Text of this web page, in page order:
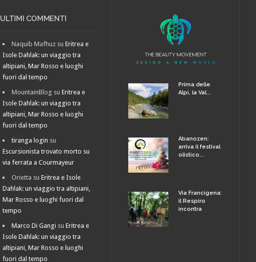
ULTIMI COMMENTI
Naquib Mafhuz suEritrea e
Isole Dahlak: un viaggio tra
altipiani, Mar Rosso e luoghi
fuori dal tempo
MountainBlog suEritrea e
Isole Dahlak: un viaggio tra
altipiani, Mar Rosso e luoghi
fuori dal tempo
tiranga login su
Escursionista trovato morto su
via ferrata a Courmayeur
Orietta suEritrea e Isole
Dahlak: un viaggio tra altipiani,
Mar Rosso e luoghi fuori dal
tempo
Marco Di Gangi suEritrea e
Isole Dahlak: un viaggio tra
altipiani, Mar Rosso e luoghi
fuori dal tempo
Prima delle
Alpi, la Val...
Abanozen:
arriva il festival
olistico...
Via Francigena:
il Respiro
incontra